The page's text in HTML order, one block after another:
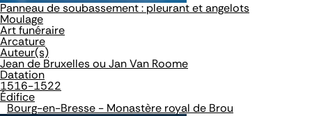
Panneau de soubassement : pleurant et angelots
Moulage
Art funéraire
Arcature
Auteur(s)
Jean de Bruxelles ou Jan Van Roome
Datation
1516-1522
Édifice
Bourg-en-Bresse - Monastère royal de Brou